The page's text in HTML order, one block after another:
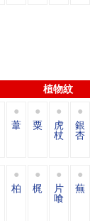
植物紋
葦 粟 虎
杖
銀
杏
柏 梶 片
喰
蕪